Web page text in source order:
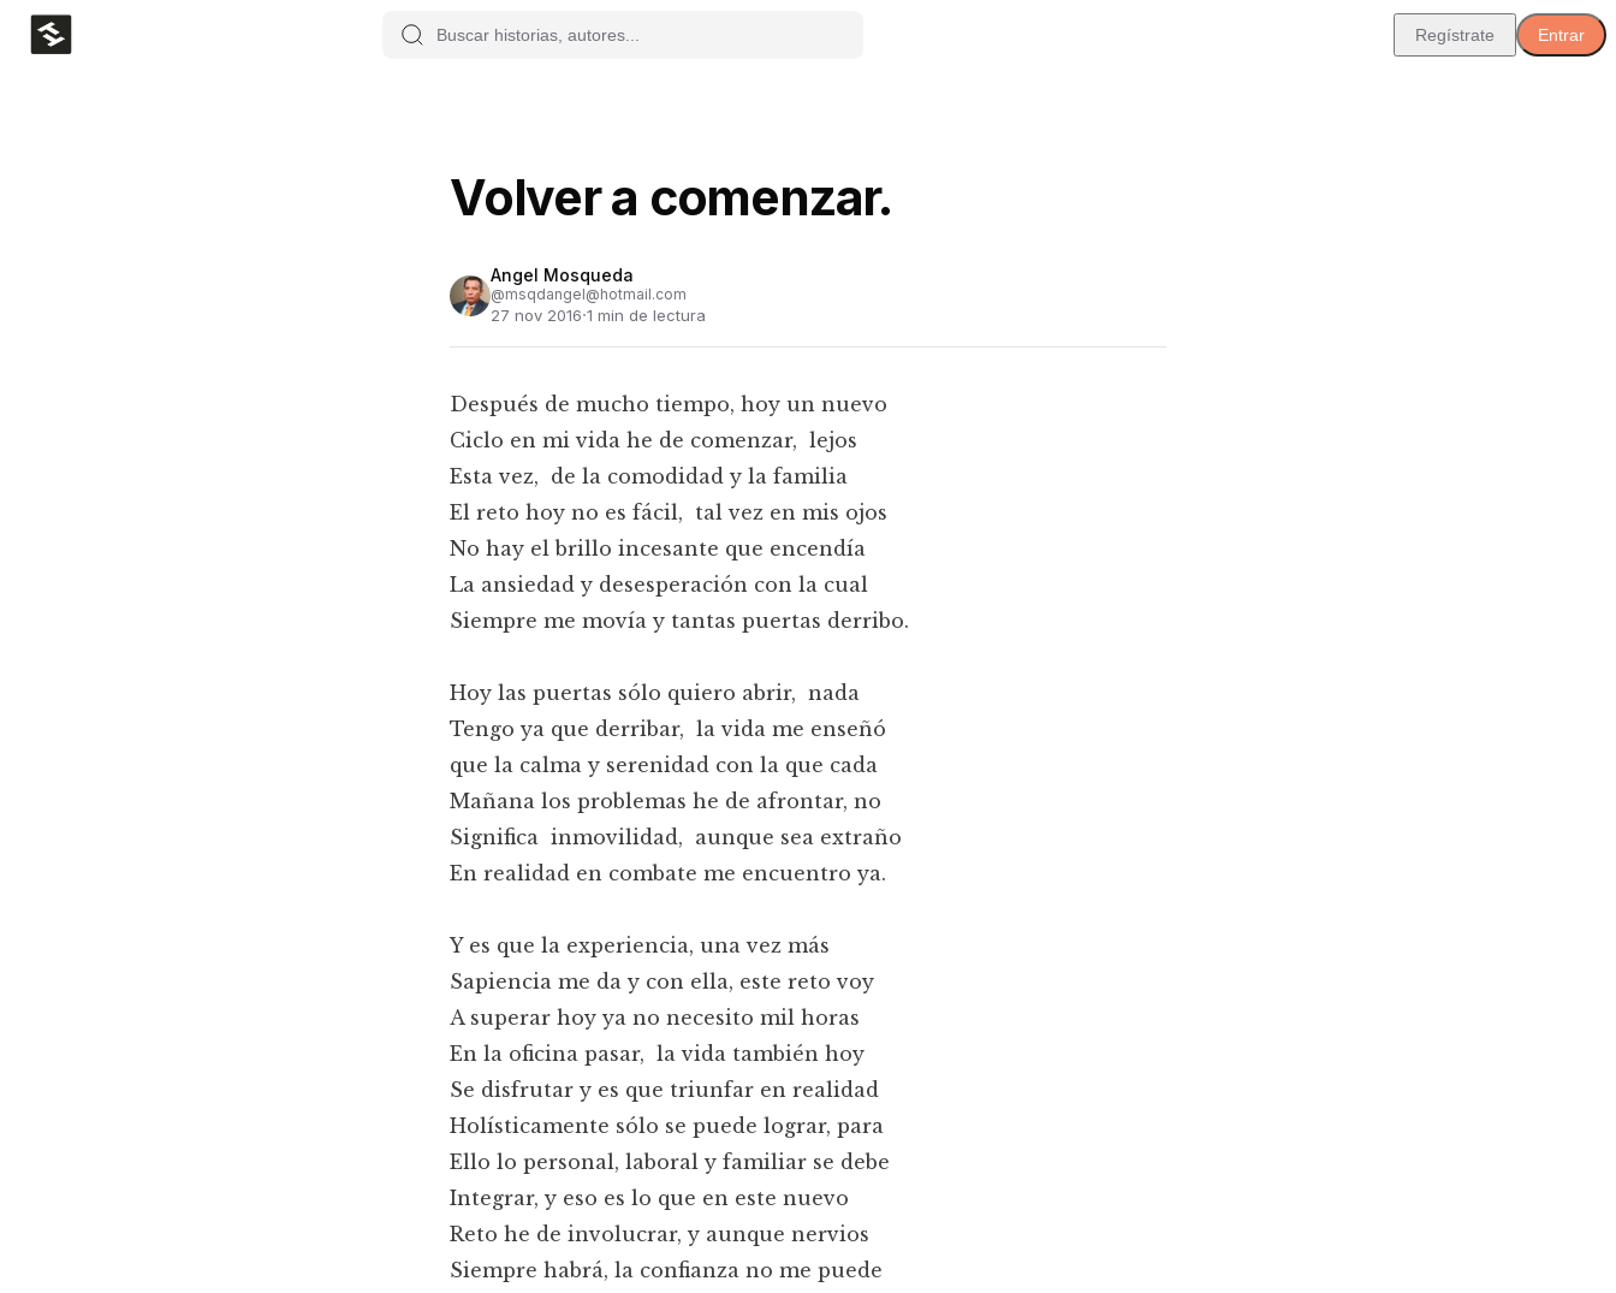
Regístrate Entrar
Volver a comenzar.
Angel Mosqueda
@msqdangel@hotmail.com
27 nov 2016·1 min de lectura
Después de mucho tiempo, hoy un nuevo
Ciclo en mi vida he de comenzar, lejos
Esta vez, de la comodidad y la familia
El reto hoy no es fácil, tal vez en mis ojos
No hay el brillo incesante que encendía
La ansiedad y desesperación con la cual
Siempre me movía y tantas puertas derribo.
Hoy las puertas sólo quiero abrir, nada
Tengo ya que derribar, la vida me enseñó
que la calma y serenidad con la que cada
Mañana los problemas he de afrontar, no
Significa inmovilidad, aunque sea extraño
En realidad en combate me encuentro ya.
Y es que la experiencia, una vez más
Sapiencia me da y con ella, este reto voy
A superar hoy ya no necesito mil horas
En la oficina pasar, la vida también hoy
Se disfrutar y es que triunfar en realidad
Holísticamente sólo se puede lograr, para
Ello lo personal, laboral y familiar se debe
Integrar, y eso es lo que en este nuevo
Reto he de involucrar, y aunque nervios
Siempre habrá, la confianza no me puede